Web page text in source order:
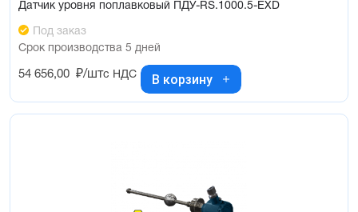
Датчик уровня поплавковый ПДУ-RS.1000.5-ЕХD
Под заказ
Срок производства 5 дней
54 656,00 ₽/штс НДС В корзину